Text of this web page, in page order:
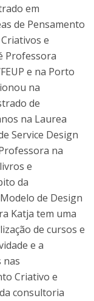
em
de Pensamento
e
Professora
e na Porto
na
de
na Laurea
Service Design
na
e
da
de Design
Katja tem uma
de cursos e
e a
nas
Criativo e
consultoria